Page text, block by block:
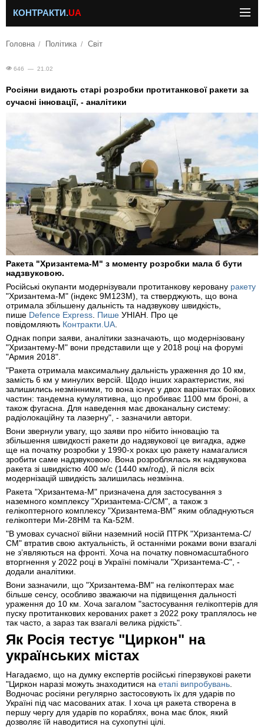
КОНТРАКТИ.UA
Головна Політика Світ
646 — 21.02
Росіяни видають старі розробки протитанкової ракети за
сучасні інновації, - аналітики
Ракета "Хризантема-М" з моменту розробки мала б бути
надзвуковою.
Російські окупанти модернізували протитанкову керовану ракету
"Хризантема-М" (індекс 9М123М), та стверджують, що вона
отримала збільшену дальність та надзвукову швидкість,
пише Defence Express Пише УНІАН. Про це
повідомляють Контракти.UA
Однак попри заяви, аналітики зазначають, що модернізовану
"Хризантему-М" вони представили ще у 2018 році на форумі
"Армия 2018".
"Ракета отримала максимальну дальність ураження до 10 км,
замість 6 км у минулих версій. Щодо інших характеристик, які
залишились незмінними, то вона існує у двох варіантах бойових
частин: тандемна кумулятивна, що пробиває 1100 мм броні, а
також фугасна. Для наведення має двоканальну систему:
радіолокаційну та лазерну", - зазначили автори.
Вони звернули увагу, що заяви про нібито інновацію та
збільшення швидкості ракети до надзвукової це вигадка, адже
ще на початку розробки у 1990-х роках цю ракету намагалися
зробити саме надзвуковою. Вона розроблялась як надзвукова
ракета зі швидкістю 400 м/с (1440 км/год), й після всіх
модернізацій швидкість залишилась незмінна.
Ракета "Хризантема-М" призначена для застосування з
наземного комплексу "Хризантема-С/СМ", а також з
гелікоптерного комплексу "Хризантема-ВМ" яким обладнуються
гелікоптери Ми-28НМ та Ка-52М.
"В умовах сучасної війни наземний носій ПТРК "Хризантема-С/
СМ" втратив свою актуальність, й останніми роками вони взагалі
не з’являються на фронті. Хоча на початку повномасштабного
вторгнення у 2022 році в Україні помічали "Хризантема-С", -
додали аналітики.
Вони зазначили, що "Хризантема-ВМ" на гелікоптерах має
більше сенсу, особливо зважаючи на підвищення дальності
ураження до 10 км. Хоча загалом "застосування гелікоптерів для
пуску протитанкових керованих ракет з 2022 року траплялось не
так часто, а зараз так взагалі велика рідкість".
Як Росія тестує "Циркон" на
українських містах
Нагадаємо, що на думку експертів російські гіперзвукові ракети
"Циркон наразі можуть знаходитися на етапі випробувань
Водночас росіяни регулярно застосовують їх для ударів по
Україні під час масованих атак. І хоча ця ракета створена в
першу чергу для ударів по кораблях, вона має блок, який
дозволяє їй наводитися на сухопутні цілі.